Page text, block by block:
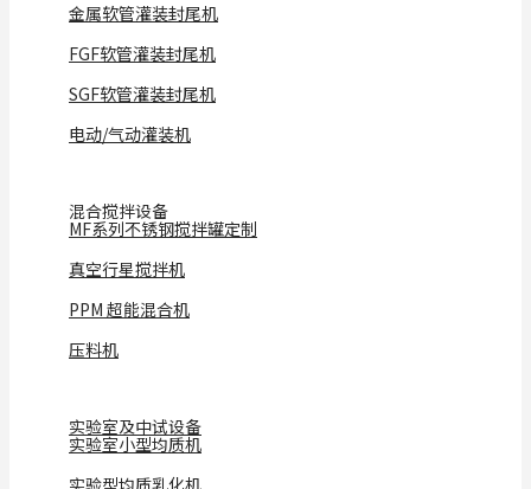
金属软管灌装封尾机
FGF软管灌装封尾机
SGF软管灌装封尾机
电动/气动灌装机
混合搅拌设备
MF系列不锈钢搅拌罐定制
真空行星搅拌机
PPM 超能混合机
压料机
实验室及中试设备
实验室小型均质机
实验型均质乳化机